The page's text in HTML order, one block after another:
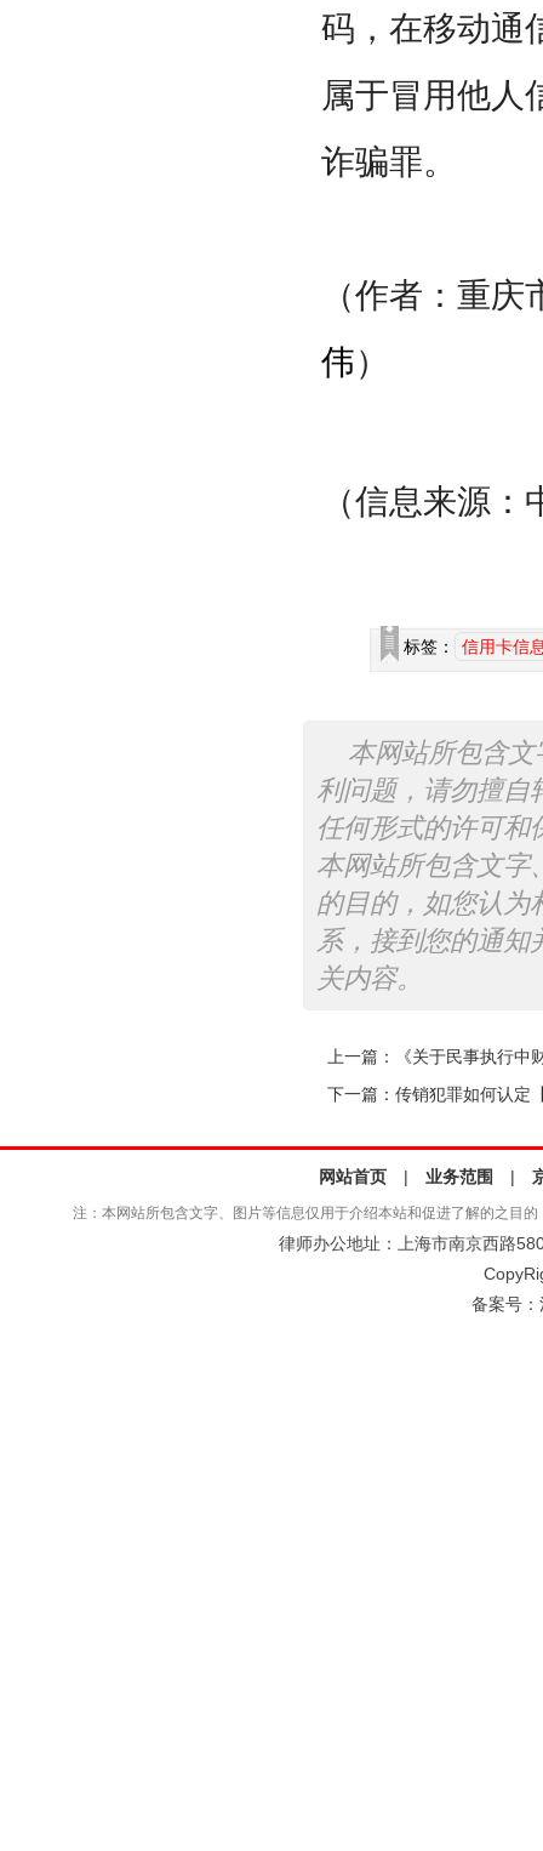
码，在移动通
属于冒用他人
诈骗罪。
（作者：重
伟）
（信息来源
标签： 信用卡信
本网站所包含
利问题，请勿擅自
任何形式的许可和
本网站所包含文字
的目的，如您认为
系，接到您的通知
关内容。
上一篇： 《关于民事执行中
下一篇： 传销犯罪如何认定
网站首页 | 业务范围 |
注：本网站所包含文字、图片等信息仅用于介绍本站和促进了解的之目
律师办公地址：上海市南京西路
备案号：